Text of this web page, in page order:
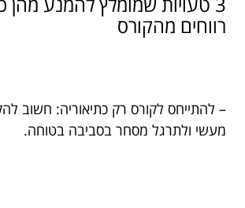
רווחים מהקורס
– להתייחס לקורס רק כתיאוריה: חשוב
מעשי ולתרגל מסחר בסביבה בטוחה.